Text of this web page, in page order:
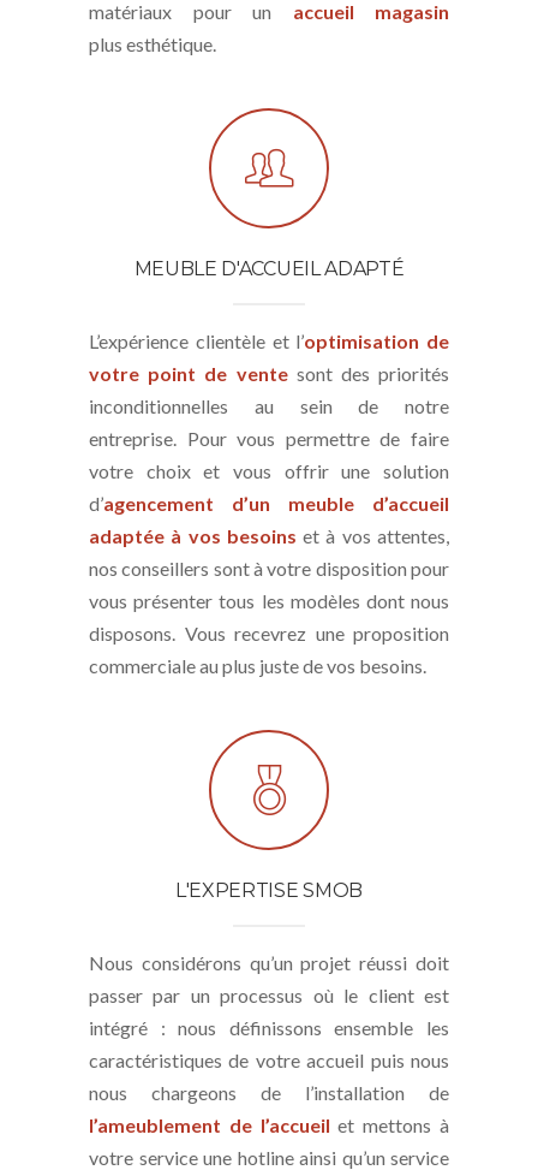
matériaux pour un accueil magasin
plus esthétique.
MEUBLE D'ACCUEIL ADAPTÉ
L’expérience clientèle et l’optimisation de
votre point de ventesont des priorités
inconditionnelles au sein de notre
entreprise. Pour vous permettre de faire
votre choix et vous offrir une solution
d’agencement d’un meuble d’accueil
adaptée à vos besoins et à vos attentes,
nos conseillers sont à votre disposition pour
vous présenter tous les modèles dont nous
disposons. Vous recevrez une proposition
commerciale au plus juste de vos besoins.
L'EXPERTISE SMOB
Nous considérons qu’un projet réussi doit
passer par un processus où le client est
intégré : nous définissons ensemble les
caractéristiques de votre accueil puis nous
nous chargeons de l’installation de
l’ameublement de l’accueilet mettons à
votre service une hotline ainsi qu’un service